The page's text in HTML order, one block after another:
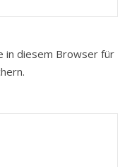
in diesem Browser für